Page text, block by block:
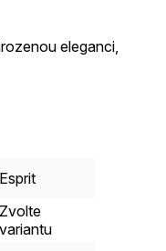
eleganci,
Esprit
Zvolte
variantu